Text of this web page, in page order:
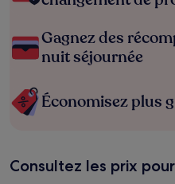
Gagnez des
nuit séjournée
Économisez plus
Consultez les prix